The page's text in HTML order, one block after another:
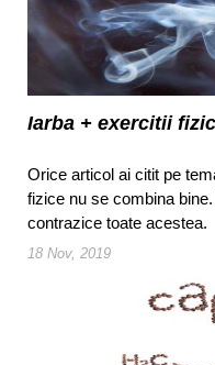
Iarba + exercitii
Orice articol ai citit pe
fizice nu se combina
contrazice toate acestea.
18 Nov, 2019